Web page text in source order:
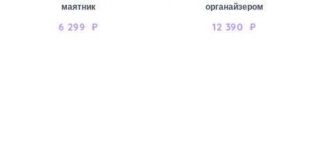
маятник
6 299 ₽
органайзером
12 390 ₽